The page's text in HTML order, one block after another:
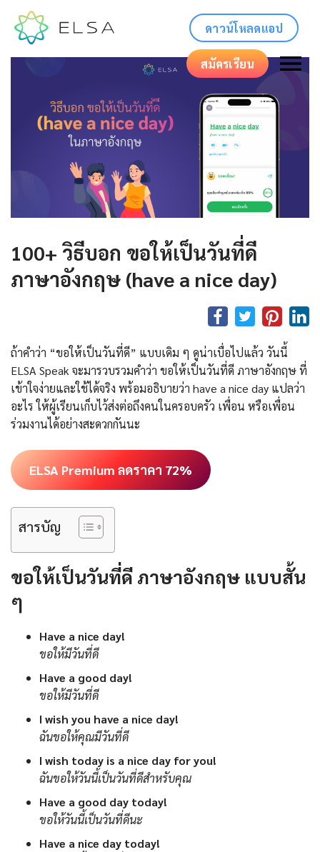
ดาวน์โหลดแอป
สมัครเรียน
100+ วิธีบอก ขอให้เป็นวันที่ดี
ภาษาอังกฤษ (have a nice day)
ถ้าคำว่า “ขอให้เป็นวันที่ดี” แบบเดิม ๆ ดูน่าเบื่อไปแล้ว วันนี้
ELSA Speak จะมารวบรวมคำว่า ขอให้เป็นวันที่ดี ภาษาอังกฤษ ที่
เข้าใจง่ายและใช้ได้จริง พร้อมอธิบายว่า have a nice day แปลว่า
อะไร ให้ผู้เรียนเก็บไว้ส่งต่อถึงคนในครอบครัว เพื่อน หรือเพื่อน
ร่วมงานได้อย่างสะดวกกันนะ
ELSA Premium ลดราคา 72%
สารบัญ
ขอให้เป็นวันที่ดี ภาษาอังกฤษ แบบสั้น
ๆ
Have a nice day!
ขอให้มีวันที่ดี
Have a good day!
ขอให้มีวันที่ดี
I wish you have a nice day!
ฉันขอให้คุณมีวันที่ดี
I wish today is a nice day for you!
ฉันขอให้วันนี้เป็นวันที่ดีสำหรับคุณ
Have a good day today!
ขอให้วันนี้เป็นวันที่ดีนะ
Have a nice day today!